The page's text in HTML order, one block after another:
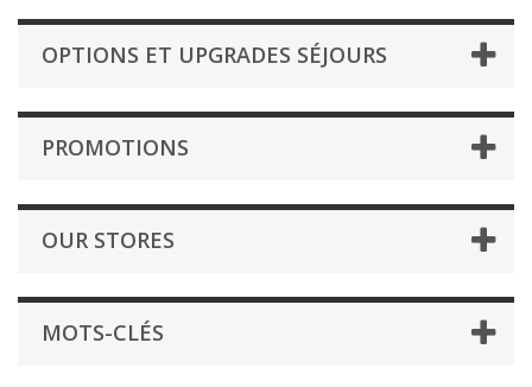
OPTIONS ET UPGRADES SÉJOURS
PROMOTIONS
OUR STORES
MOTS-CLÉS